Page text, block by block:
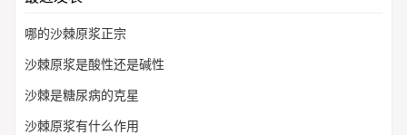
哪的沙棘原浆正宗
沙棘原浆是酸性还是碱性
沙棘是糖尿病的克星
沙棘原浆有什么作用